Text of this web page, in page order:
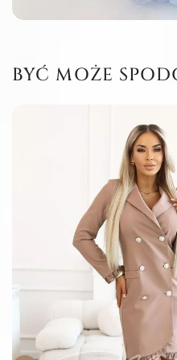
BYĆ MOŻE